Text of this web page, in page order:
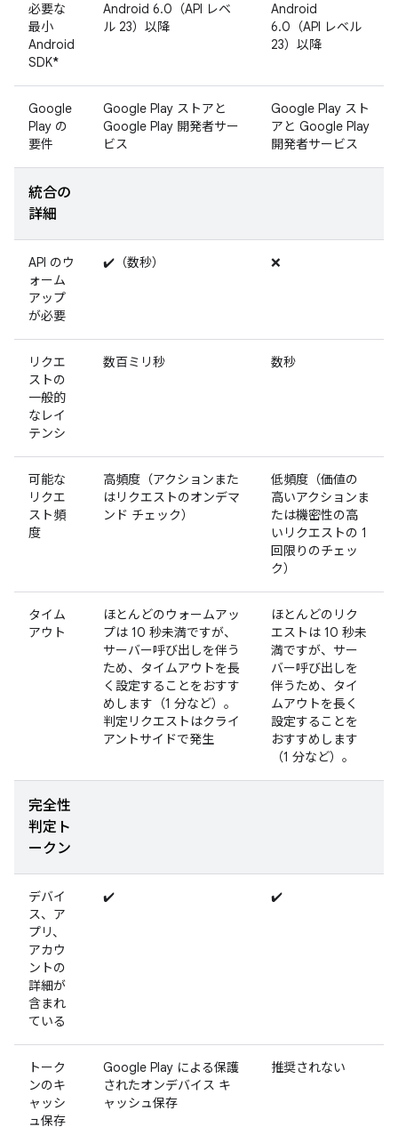
必要な
最小
Android
SDK*
Android 6.0（API レベ
ル 23）以降
Android
6.0（API レベル
23）以降
Google
Play の
要件
Google Play ストアと
Google Play 開発者サー
ビス
Google Play スト
アと Google Play
開発者サービス
統合の
詳細
API のウ
ォーム
アップ
が必要
✔️（数秒） ❌
リクエ
ストの
一般的
なレイ
テンシ
数百ミリ秒 数秒
可能な
リクエ
スト頻
度
高頻度（アクションまた
はリクエストのオンデマ
ンド チェック）
低頻度（価値の
高いアクションま
たは機密性の高
いリクエストの 1
回限りのチェッ
ク）
タイム
アウト
ほとんどのウォームアッ
プは 10 秒未満ですが、
サーバー呼び出しを伴う
ため、タイムアウトを長
く設定することをおすす
めします（1 分など）。
判定リクエストはクライ
アントサイドで発生
ほとんどのリク
エストは 10 秒未
満ですが、サー
バー呼び出しを
伴うため、タイ
ムアウトを長く
設定することを
おすすめします
（1 分など）。
完全性
判定ト
ークン
デバイ
ス、ア
プリ、
アカウ
ントの
詳細が
含まれ
ている
✔️ ✔️
トーク
ンのキ
ャッシ
ュ保存
Google Play による保護
されたオンデバイス キ
ャッシュ保存
推奨されない